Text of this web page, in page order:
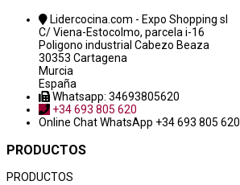
Lidercocina.com - Expo Shopping sl
C/ Viena-Estocolmo, parcela i-16
Poligono industrial Cabezo Beaza
30353 Cartagena
Murcia
España
Whatsapp: 34693805620
+34 693 805 620
Online ChatWhatsApp +34 693 805 620
PRODUCTOS
PRODUCTOS